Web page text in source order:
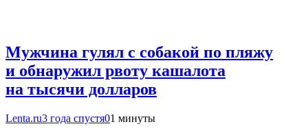
Мужчина гулял с собакой по пляжу
и обнаружил рвоту кашалота
на тысячи долларов
Lenta.ru3 года спустя01 минуты